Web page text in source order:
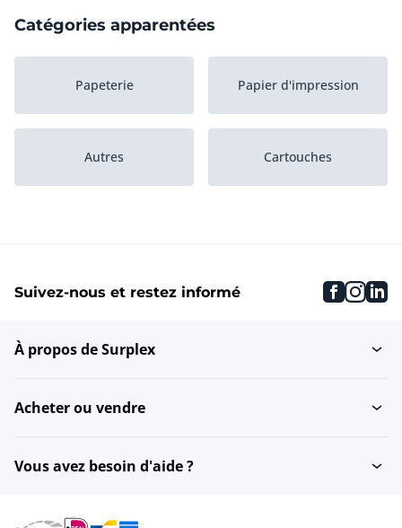
Catégories apparentées
Papeterie Papier d'impression
Autres Cartouches
Suivez-nous et restez informé
À propos de Surplex
Acheter ou vendre
Vous avez besoin d'aide ?